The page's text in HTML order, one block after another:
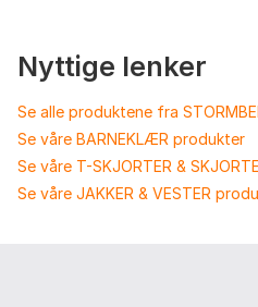
Nyttige lenker
Se alle produktene fra
Se våre BARNEKLÆR produkter
Se våre T-SKJORTER &
Se våre JAKKER & VESTER